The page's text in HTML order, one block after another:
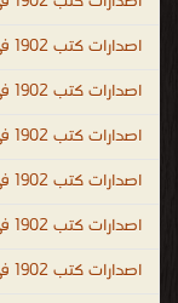
اصدارات كتب 1902 في المناهج التعليمية والكتب الدراسية
اصدارات كتب 1902 في كتب الهندسة والتكنولوجيا
اصدارات كتب 1902 في الكتب الغير مصنّفة
اصدارات كتب 1902 في كتب المعاجم واللغات
اصدارات كتب 1902 في كتب الأطفال قصص ومجلات
اصدارات كتب 1902 في كتب الطب